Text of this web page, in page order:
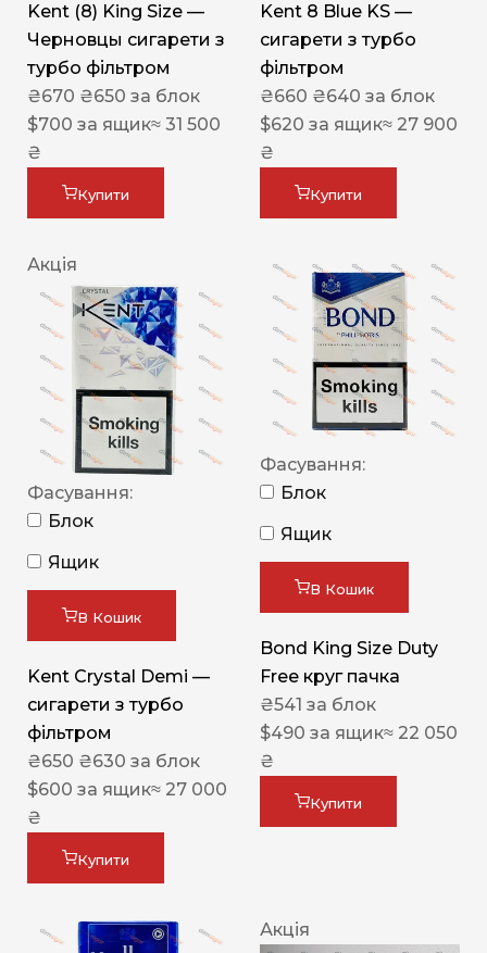
Kent (8) King Size —
Черновцы сигарети з
турбо фільтром
₴670 ₴650 за блок
$700 за ящик≈ 31 500
₴
Купити
Kent 8 Blue KS —
сигарети з турбо
фільтром
₴660 ₴640 за блок
$620 за ящик≈ 27 900
₴
Купити
Акція
Фасування:
Блок
Ящик
В Кошик
Kent Crystal Demi —
сигарети з турбо
фільтром
₴650 ₴630 за блок
$600 за ящик≈ 27 000
₴
Купити
Фасування:
Блок
Ящик
В Кошик
Bond King Size Duty
Free круг пачка
₴541 за блок
$490 за ящик≈ 22 050
₴
Купити
Акція